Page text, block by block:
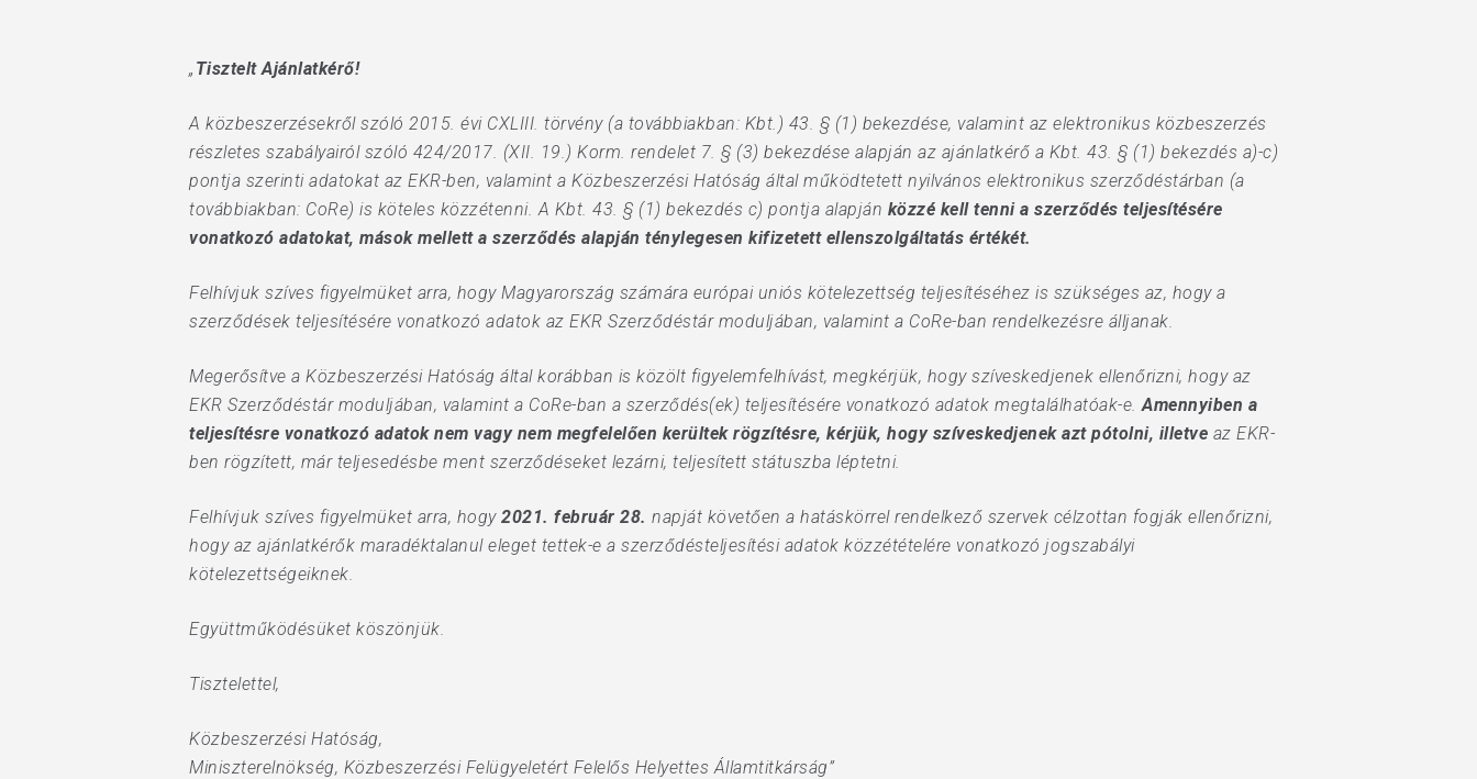
„ Tisztelt Ajánlatkérő!
A közbeszerzésekről szóló 2015. évi CXLIII. törvény (a továbbiakban: Kbt.) 43. § (1) bekezdése, valamint az elektronikus közbeszerzés
részletes szabályairól szóló 424/2017. (XII. 19.) Korm. rendelet 7. § (3) bekezdése alapján az ajánlatkérő a Kbt. 43. § (1) bekezdés a)-c)
pontja szerinti adatokat az EKR-ben, valamint a Közbeszerzési Hatóság által működtetett nyilvános elektronikus szerződéstárban (a
továbbiakban: CoRe) is köteles közzétenni. A Kbt. 43. § (1) bekezdés c) pontja alapján közzé kell tenni a szerződés teljesítésére
vonatkozó adatokat, mások mellett a szerződés alapján ténylegesen kifizetett ellenszolgáltatás értékét.
Felhívjuk szíves figyelmüket arra, hogy Magyarország számára európai uniós kötelezettség teljesítéséhez is szükséges az, hogy a
szerződések teljesítésére vonatkozó adatok az EKR Szerződéstár moduljában, valamint a CoRe-ban rendelkezésre álljanak.
Megerősítve a Közbeszerzési Hatóság által korábban is közölt figyelemfelhívást, megkérjük, hogy szíveskedjenek ellenőrizni, hogy az
EKR Szerződéstár moduljában, valamint a CoRe-ban a szerződés(ek) teljesítésére vonatkozó adatok megtalálhatóak-e.Amennyiben a
teljesítésre vonatkozó adatok nem vagy nem megfelelően kerültek rögzítésre, kérjük, hogy szíveskedjenek azt pótolni, illetve az EKR-
ben rögzített, már teljesedésbe ment szerződéseket lezárni, teljesített státuszba léptetni.
Felhívjuk szíves figyelmüket arra, hogy 2021. február 28. napját követően a hatáskörrel rendelkező szervek célzottan fogják ellenőrizni,
hogy az ajánlatkérők maradéktalanul eleget tettek-e a szerződésteljesítési adatok közzétételére vonatkozó jogszabályi
kötelezettségeiknek.
Együttműködésüket köszönjük.
Tisztelettel,
Közbeszerzési Hatóság,
Miniszterelnökség, Közbeszerzési Felügyeletért Felelős Helyettes Államtitkárság”